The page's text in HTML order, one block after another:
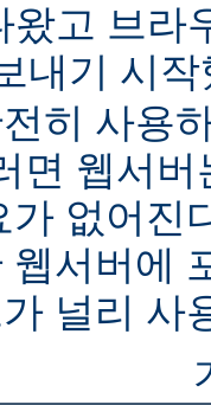
왔고 브라
내기 시
히 사용
면 웹서
가 없어진
웹서버에
널리 사